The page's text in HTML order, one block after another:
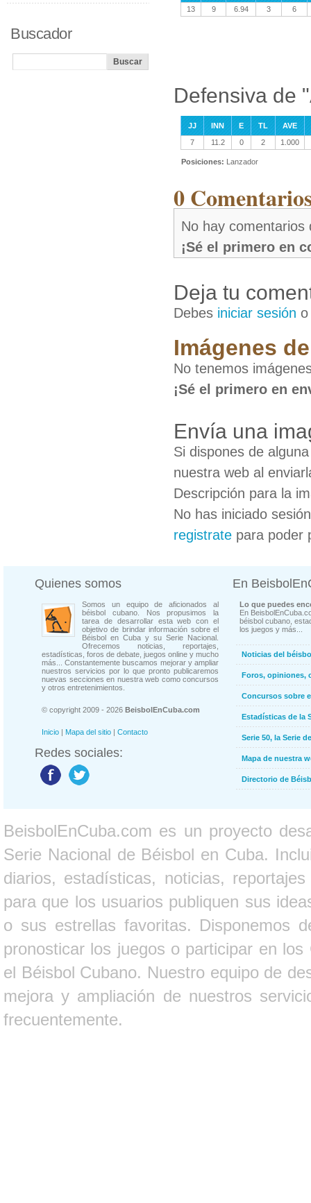
13
9 6.94 3 6
Defensiva de
JJ INN E TL
AVE
7
11.2 0 2 1.000
Posiciones: Lanzador
0
No hay comentarios
¡Sé el primero en
Deja tu
Debes iniciar sesión
Imágenes
No tenemos
¡Sé el primero en
Envía una
Si dispones de
nuestra web al
Descripción para la
No has iniciado
registrate para poder
Buscador
Quienes somos
Somos un equipo de aficionados al
béisbol cubano. Nos propusimos la
tarea de desarrollar esta web con el
objetivo de brindar información sobre el
Béisbol en Cuba y su Serie Nacional.
Ofrecemos noticias, reportajes,
estadísticas, foros de debate, juegos online y mucho
más... Constantemente buscamos mejorar y ampliar
nuestros servicios por lo que pronto publicaremos
nuevas secciones en nuestra web como concursos
y otros entretenimientos.
© copyright 2009 - 2026 BeisbolEnCuba.com
Inicio | Mapa del sitio | Contacto
Redes sociales:
En
Lo que puedes
En
béisbol cubano,
los juegos y más...
Noticias del
Foros, opiniones,
Concursos sobre
Estadísticas de la
Serie 50, la Serie
Mapa de nuestra
Directorio de
BeisbolEnCuba.com es un proyecto
Serie Nacional de Béisbol en Cuba.
diarios, estadísticas, noticias,
para que los usuarios publiquen sus
o sus estrellas favoritas. Disponemos
pronosticar los juegos o participar en
el Béisbol Cubano. Nuestro equipo de
mejora y ampliación de nuestros
frecuentemente.